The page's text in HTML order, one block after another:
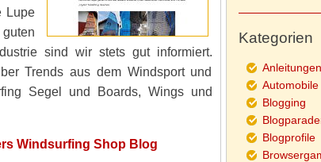
Lupe
sind wir stets gut informiert.
Trends aus dem Windsport und
Segel und Boards, Wings und
Windsurfing Shop Blog
Kategorien
Anleitungen
Automobile
Blogging
Blogprofile